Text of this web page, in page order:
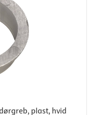
plast, hvid